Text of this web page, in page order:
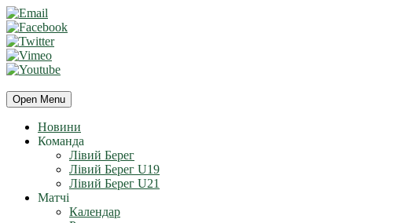
Open Menu
Новини
Команда
Лівий Берег
Лівий Берег U19
Лівий Берег U21
Матчі
Календар